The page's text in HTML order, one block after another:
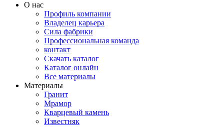
О нас
Профиль компании
Владелец карьера
Сила фабрики
Профессиональная команда
контакт
Скачать каталог
Каталог онлайн
Все материалы
Материалы
Гранит
Мрамор
Кварцевый камень
Известняк